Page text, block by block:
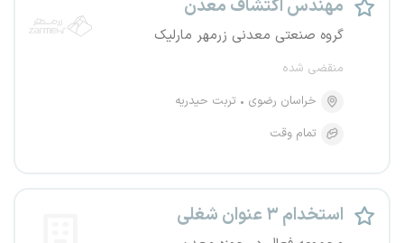
مهندس اکتشاف معدن
گروه صنعتی معدنی زرمهر مارلیک
منقضی شده
خراسان رضوی
تربت حیدریه
تمام وقت
استخدام ۳ عنوان شغلی